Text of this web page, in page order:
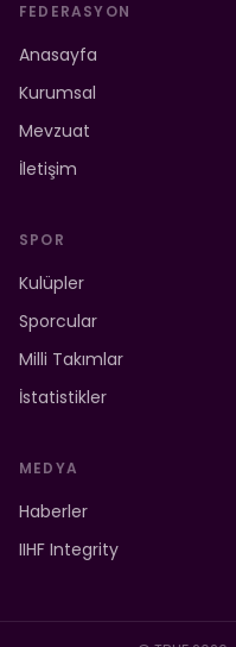
FEDERASYON
Anasayfa
Kurumsal
Mevzuat
İletişim
SPOR
Kulüpler
Sporcular
Milli Takımlar
İstatistikler
MEDYA
Haberler
IIHF Integrity